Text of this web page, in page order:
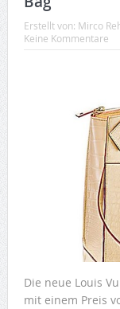
Erstellt von: Mirco
Keine Kommentare
Die neue Louis
mit einem Preis